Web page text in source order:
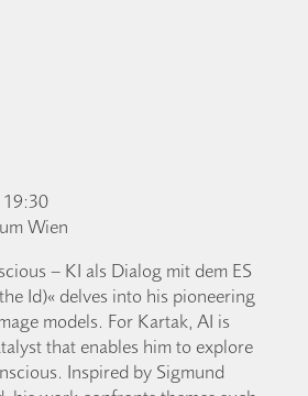
Wien
– KI als Dialog mit dem ES
Id)« delves into his pioneering
models. For Kartak, AI is
that enables him to explore
Inspired by Sigmund